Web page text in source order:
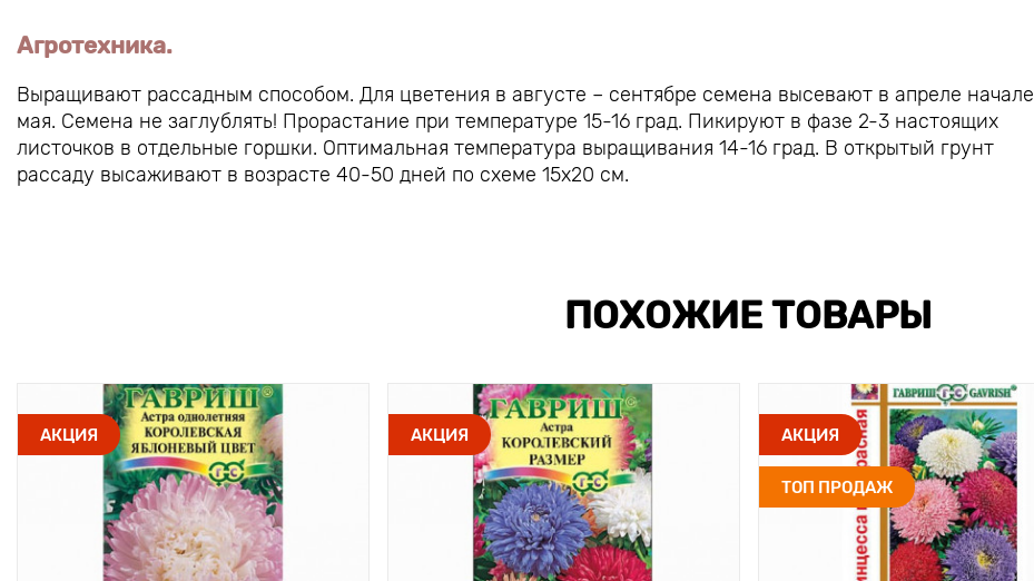
Агротехника.
Выращивают рассадным способом. Для цветения в августе – сентябре семена высевают в апреле начале
мая. Семена не заглублять! Прорастание при температуре 15-16 град. Пикируют в фазе 2-3 настоящих
листочков в отдельные горшки. Оптимальная температура выращивания 14-16 град. В открытый грунт
рассаду высаживают в возрасте 40-50 дней по схеме 15х20 см.
ПОХОЖИЕ ТОВАРЫ
АКЦИЯ АКЦИЯ АКЦИЯ
ТОП ПРОДАЖ